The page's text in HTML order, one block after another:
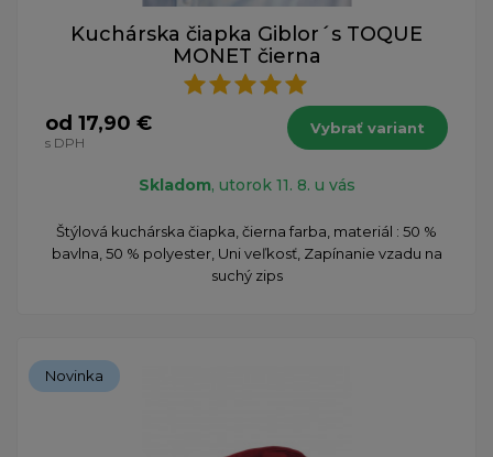
Kuchárska čiapka Giblor´s TOQUE
MONET čierna
od 17,90 €
s DPH
Vybrať variant
Skladom, utorok 11. 8. u vás
Štýlová kuchárska čiapka, čierna farba, materiál : 50 %
bavlna, 50 % polyester, Uni veľkosť, Zapínanie vzadu na
suchý zips
Novinka